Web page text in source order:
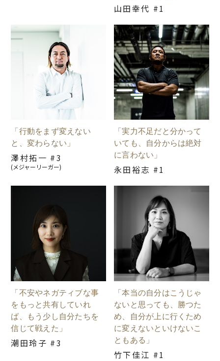
山田幸代 #1
「行動をまず変えない
と、変わらない」
澤村拓一 #3
(メジャーリーガー)
「実力不足だと分かって
いても、自分からは絶対
に言わない」
永田裕志 #1
「不安やネガティブな事
をもっと共有していれ
ば、もう少し自分たちを
信じて戦えた」
潮田玲子 #3
「本当の自分はこうじゃ
ないと思っても、勝つた
め、自分が上に行くため
に変えないといけないこ
ともある」
竹下佳江 #1